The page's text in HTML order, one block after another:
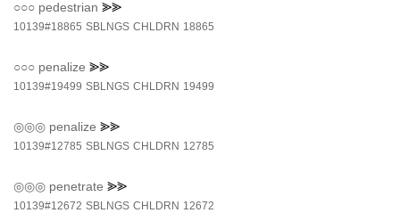
○○○ pedestrian ⪢⪢
10139#18865 SBLNGS CHLDRN 18865
○○○ penalize ⪢⪢
10139#19499 SBLNGS CHLDRN 19499
◎◎◎ penalize ⪢⪢
10139#12785 SBLNGS CHLDRN 12785
◎◎◎ penetrate ⪢⪢
10139#12672 SBLNGS CHLDRN 12672